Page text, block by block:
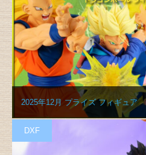
2025年12月 プライズ フィギュア
DXF